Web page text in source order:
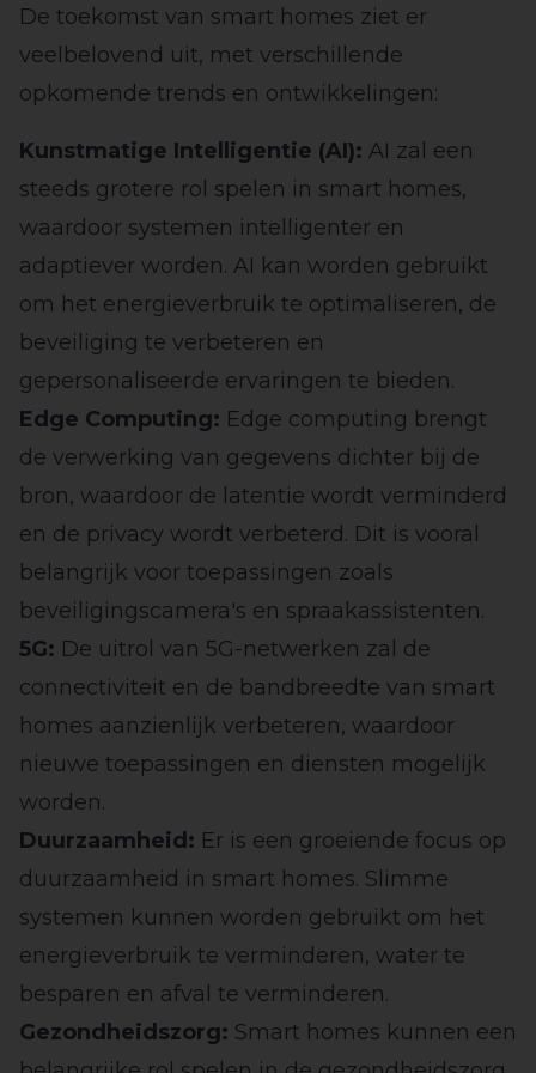
De toekomst van smart homes ziet er
veelbelovend uit, met verschillende
opkomende trends en ontwikkelingen:
Kunstmatige Intelligentie (AI): AI zal een
steeds grotere rol spelen in smart homes,
waardoor systemen intelligenter en
adaptiever worden. AI kan worden gebruikt
om het energieverbruik te optimaliseren, de
beveiliging te verbeteren en
gepersonaliseerde ervaringen te bieden.
Edge Computing: Edge computing brengt
de verwerking van gegevens dichter bij de
bron, waardoor de latentie wordt verminderd
en de privacy wordt verbeterd. Dit is vooral
belangrijk voor toepassingen zoals
beveiligingscamera's en spraakassistenten.
5G: De uitrol van 5G-netwerken zal de
connectiviteit en de bandbreedte van smart
homes aanzienlijk verbeteren, waardoor
nieuwe toepassingen en diensten mogelijk
worden.
Duurzaamheid: Er is een groeiende focus op
duurzaamheid in smart homes. Slimme
systemen kunnen worden gebruikt om het
energieverbruik te verminderen, water te
besparen en afval te verminderen.
Gezondheidszorg: Smart homes kunnen een